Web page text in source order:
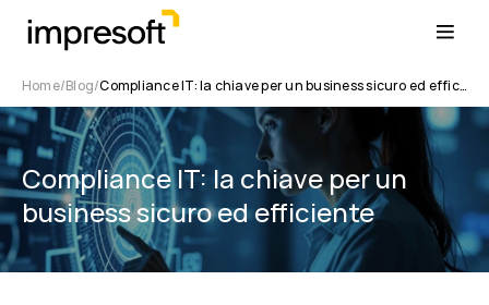
Home Blog Compliance IT: la chiave per un business sicuro ed efficiente
Compliance IT: la chiave per un
business sicuro ed efficiente